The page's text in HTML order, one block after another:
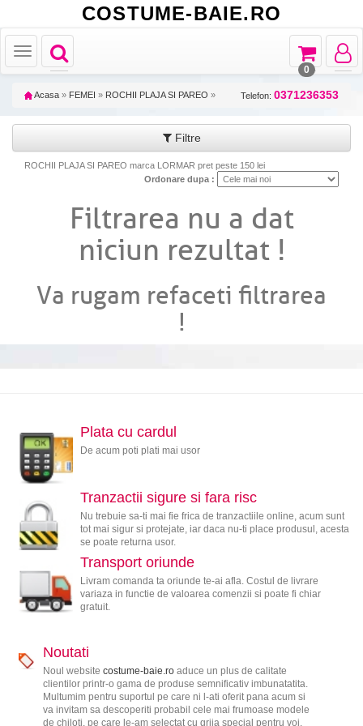
COSTUME-BAIE.RO
Toggle
navigation
Toggle
navigation
Toggle
Toggle
navigation
0
Acasa » FEMEI » ROCHII PLAJA SI PAREO » Telefon: 0371236353
Filtre
ROCHII PLAJA SI PAREO marca LORMAR pret peste 150 lei
Ordonare dupa :
Filtrarea nu a dat
niciun rezultat !
Va rugam refaceti filtrarea
!
Plata cu cardul
De acum poti plati mai usor
Tranzactii sigure si fara risc
Nu trebuie sa-ti mai fie frica de tranzactiile online, acum sunt
tot mai sigur si protejate, iar daca nu-ti place produsul, acesta
se poate returna usor.
Transport oriunde
Livram comanda ta oriunde te-ai afla. Costul de livrare
variaza in functie de valoarea comenzii si poate fi chiar
gratuit.
Noutati
Noul website costume-baie.roaduce un plus de calitate
clientilor printr-o gama de produse semnificativ imbunatatita.
Multumim pentru suportul pe care ni l-ati oferit pana acum si
va invitam sa descoperiti probabil cele mai frumoase modele
de chiloti, pe care le-am selectat cu grija special pentru voi.